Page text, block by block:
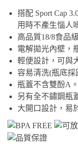
搭配 Sport Cap
用時不產生惱人
高品質18/8食品
電解拋光內壁，
輕便設計，可與
容易清洗(瓶底採
瓶蓋不含雙酚A。
另有全不鏽鋼瓶
大開口設計，易